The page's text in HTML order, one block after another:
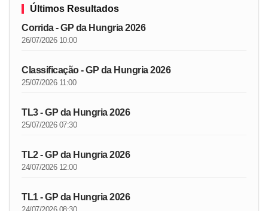
Últimos Resultados
Corrida - GP da Hungria 2026
26/07/2026 10:00
Classificação - GP da Hungria 2026
25/07/2026 11:00
TL3 - GP da Hungria 2026
25/07/2026 07:30
TL2 - GP da Hungria 2026
24/07/2026 12:00
TL1 - GP da Hungria 2026